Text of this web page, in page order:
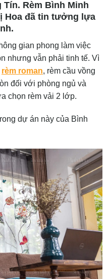
Rèm Bình Minh
Hoa đã tin tưởng lựa
gian phong làm việc
nhưng vẫn phải tinh tế. Vì
rèm roman, rèm cầu vồng
đối với phòng ngủ và
chọn rèm vải 2 lớp.
dự án này của Bình